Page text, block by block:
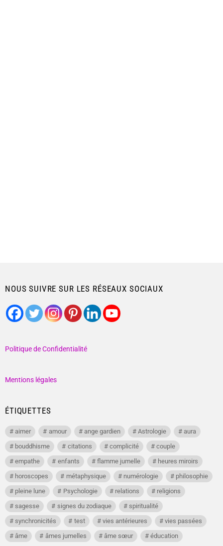
NOUS SUIVRE SUR LES RÉSEAUX SOCIAUX
Politique de Confidentialité
Mentions légales
ÉTIQUETTES
aimer amour ange gardien Astrologie
aura
bouddhisme
citations complicité
couple
empathe
enfants flamme jumelle
heures miroirs
horoscopes
métaphysique numérologie
philosophie
pleine lune
Psychologie relations
religions
sagesse
signes du zodiaque
spiritualité
synchronicités
test vies antérieures
vies passées
âme
âmes jumelles âme sœur éducation